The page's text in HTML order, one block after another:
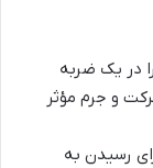
در یک ضربه
و جرم مؤثر
رسیدن به